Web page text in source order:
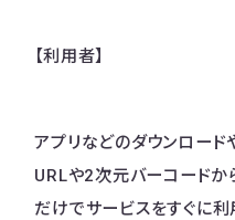
【利用者】
アプリなどのダウンロード
URLや2次元バーコードか
だけでサービスをすぐに利